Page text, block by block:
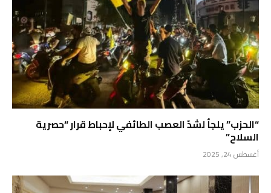
“الحزب” يلجأ لشدّ العصب الطائفي لإحباط قرار “حصرية
السلاح”
أغسطس 24, 2025